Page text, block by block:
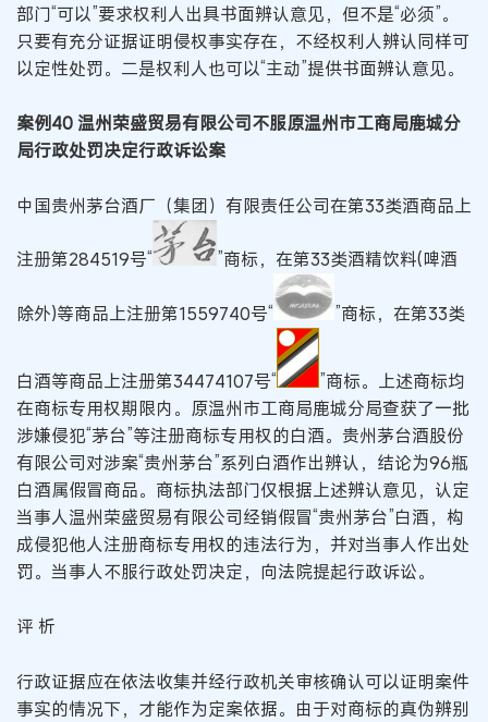
部门“可以”要求权利人出具书面辨认意见，但不是“必须”。
只要有充分证据证明侵权事实存在，不经权利人辨认同样可
以定性处罚。二是权利人也可以“主动”提供书面辨认意见。
案例40 温州荣盛贸易有限公司不服原温州市工商局鹿城分
局行政处罚决定行政诉讼案
中国贵州茅台酒厂（集团）有限责任公司在第33类酒商品上
注册第284519号“ ”商标，在第33类酒精饮料(啤酒
除外)等商品上注册第1559740号“ ”商标，在第33类
白酒等商品上注册第34474107号“
”商标。上述商标均
在商标专用权期限内。原温州市工商局鹿城分局查获了一批
涉嫌侵犯“茅台”等注册商标专用权的白酒。贵州茅台酒股份
有限公司对涉案“贵州茅台”系列白酒作出辨认，结论为96瓶
白酒属假冒商品。商标执法部门仅根据上述辨认意见，认定
当事人温州荣盛贸易有限公司经销假冒“贵州茅台”白酒，构
成侵犯他人注册商标专用权的违法行为，并对当事人作出处
罚。当事人不服行政处罚决定，向法院提起行政诉讼。
评 析
行政证据应在依法收集并经行政机关审核确认可以证明案件
事实的情况下，才能作为定案依据。由于对商标的真伪辨别